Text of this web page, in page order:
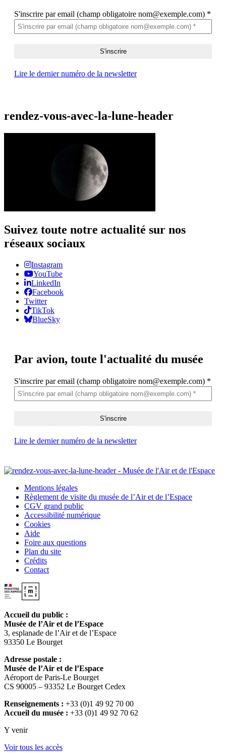
S'inscrire par email (champ obligatoire nom@exemple.com) *
Lire le dernier numéro de la newsletter
rendez-vous-avec-la-lune-header
Suivez toute notre actualité sur nos
réseaux sociaux
Instagram
YouTube
LinkedIn
Facebook
Twitter
TikTok
BlueSky
Par avion, toute l'actualité du musée
S'inscrire par email (champ obligatoire nom@exemple.com) *
Lire le dernier numéro de la newsletter
Mentions légales
Règlement de visite du musée de l’Air et de l’Espace
CGV grand public
Accessibilité numérique
Cookies
Aide
Foire aux questions
Plan du site
Crédits
Contact
Accueil du public :
Musée de l’Air et de l’Espace
3, esplanade de l’Air et de l’Espace
93350 Le Bourget
Adresse postale :
Musée de l’Air et de l’Espace
Aéroport de Paris-Le Bourget
CS 90005 – 93352 Le Bourget Cedex
Renseignements : +33 (0)1 49 92 70 00
Accueil du musée : +33 (0)1 49 92 70 62
Y venir
Voir tous les accès